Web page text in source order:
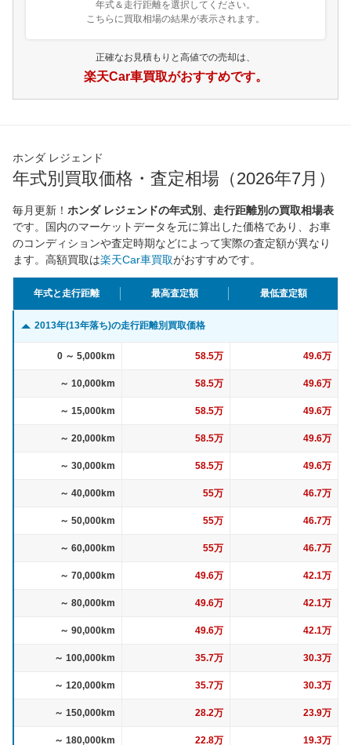
年式＆走行距離を選択してください。
こちらに買取相場の結果が表示されます。
正確なお見積もりと高値での売却は、
楽天Car車買取がおすすめです。
ホンダ レジェンド
年式別買取価格・査定相場（2026年7月）
毎月更新！ ホンダ レジェンドの年式別、走行距離別の買取相場表
です。国内のマーケットデータを元に算出した価格であり、お車
のコンディションや査定時期などによって実際の査定額が異なり
ます。高額買取は楽天Car車買取がおすすめです。
年式と走行距離 最高査定額 最低査定額
2013年(13年落ち)の走行距離別買取価格
0 ～ 5,000km 58.5万 49.6万
～ 10,000km 58.5万 49.6万
～ 15,000km 58.5万 49.6万
～ 20,000km 58.5万 49.6万
～ 30,000km 58.5万 49.6万
～ 40,000km 55万 46.7万
～ 50,000km 55万 46.7万
～ 60,000km 55万 46.7万
～ 70,000km 49.6万 42.1万
～ 80,000km 49.6万 42.1万
～ 90,000km 49.6万 42.1万
～ 100,000km 35.7万 30.3万
～ 120,000km 35.7万 30.3万
～ 150,000km 28.2万 23.9万
～ 180,000km 22.8万 19.3万